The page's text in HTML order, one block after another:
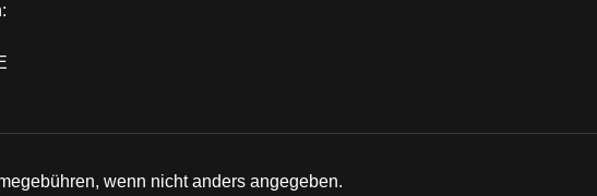
wenn nicht anders angegeben.